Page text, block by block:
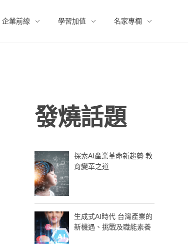
企業前線 學習加值 名家專欄
發燒話題
探索AI產業革命新趨勢 教
育變革之道
生成式AI時代 台灣產業的
新機遇、挑戰及職能素養